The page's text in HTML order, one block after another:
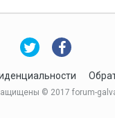
© 2017 forum-